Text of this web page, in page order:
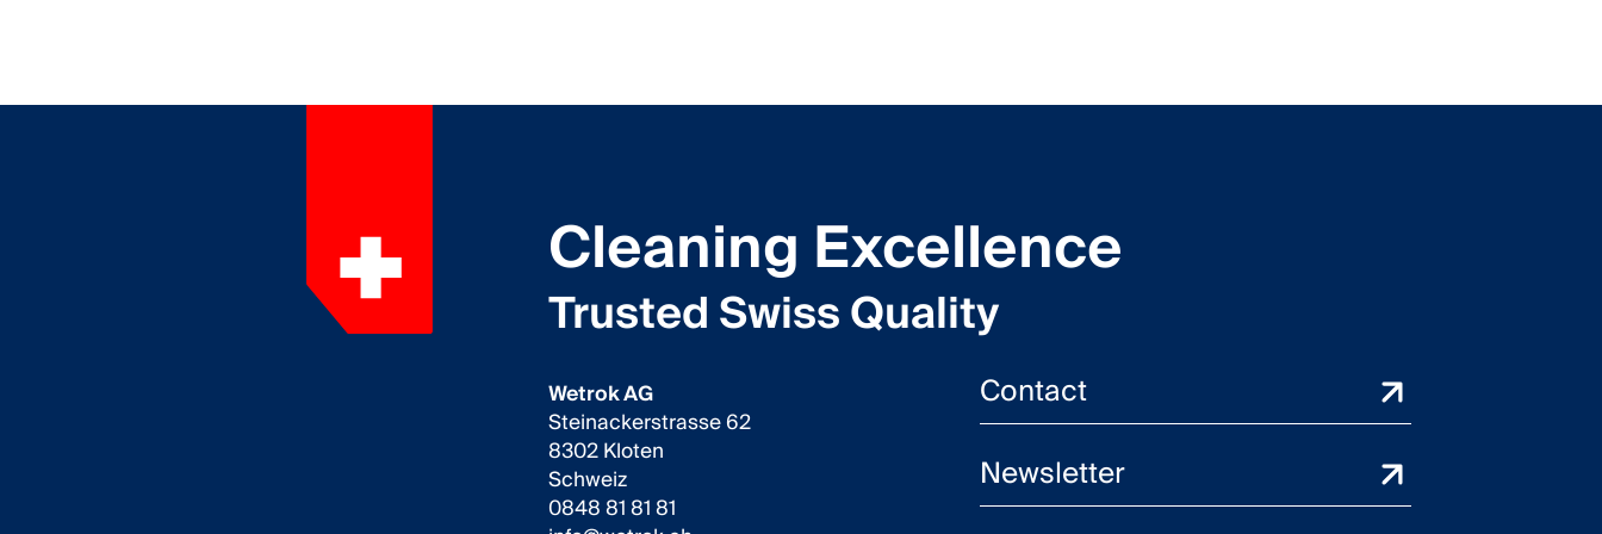
Cleaning Excellence
Trusted Swiss Quality
Wetrok AG
Steinackerstrasse 62
8302 Kloten
Schweiz
0848 81 81 81
Contact
Newsletter